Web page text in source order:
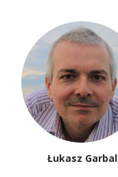
Łukasz Garbal